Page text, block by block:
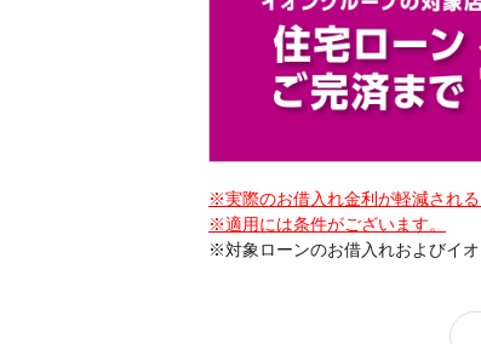
※実際のお借入れ金利が軽減される
※適用には条件がございます。
※対象ローンのお借入れおよびイ